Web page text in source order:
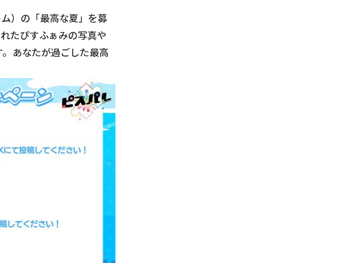
）の「最高な夏」を募
たぴすふぁみの写真や
あなたが過ごした最高